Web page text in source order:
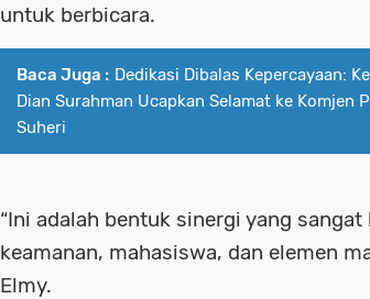
untuk berbicara.
Baca Juga : Dedikasi Dibalas Kepercayaan:
Dian Surahman Ucapkan Selamat ke Komjen
Suheri
“Ini adalah bentuk sinergi yang
keamanan, mahasiswa, dan elemen
Elmy.